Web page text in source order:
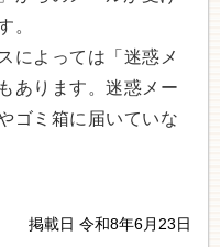
。
によっては「迷惑メ
あります。迷惑メー
ゴミ箱に届いていな
掲載日 令和8年6月23日